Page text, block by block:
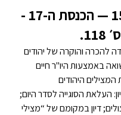
15.01.2007 — הכנסת ה-17 -
להכרה והוקרה של יהודים
באמצעות היו"ר חיים
היהודים
העלאת הסוגייה לסדר היום;
דיון במקומם של “מצילי